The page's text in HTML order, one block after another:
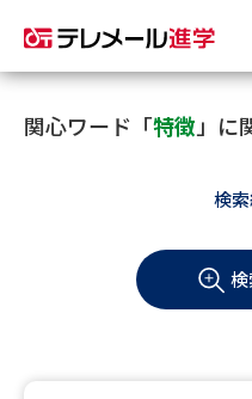
資料請求
大学・短大の資料種類か
関心ワード「特徴 」に
検